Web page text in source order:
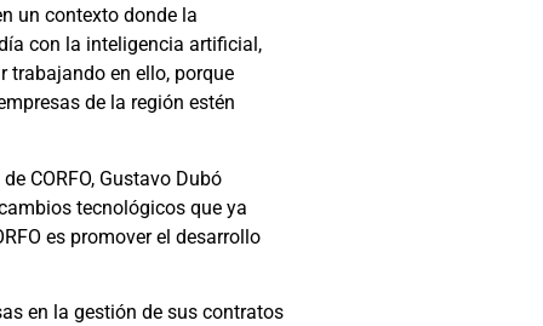
un contexto donde la
con la inteligencia artificial,
trabajando en ello, porque
de la región estén
CORFO, Gustavo Dubó
tecnológicos que ya
es promover el desarrollo
en la gestión de sus contratos